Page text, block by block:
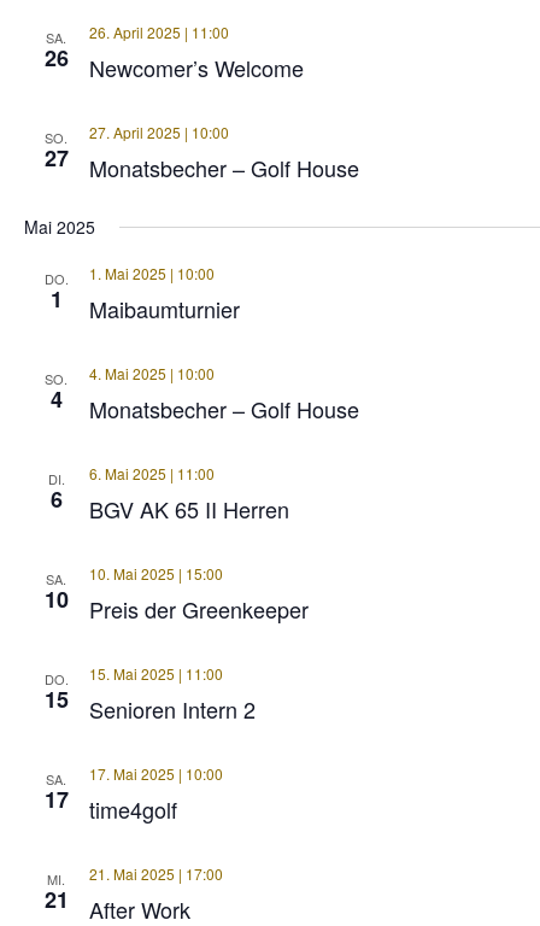
SA.
26 Newcomer’s Welcome
26. April 2025 | 11:00
SO.
27 Monatsbecher – Golf House
27. April 2025 | 10:00
Mai 2025
DO.
1 Maibaumturnier
1. Mai 2025 | 10:00
SO.
4 Monatsbecher – Golf House
4. Mai 2025 | 10:00
DI.
6 BGV AK 65 II Herren
6. Mai 2025 | 11:00
SA.
10 Preis der Greenkeeper
10. Mai 2025 | 15:00
DO.
15 Senioren Intern 2
15. Mai 2025 | 11:00
SA.
17 time4golf
17. Mai 2025 | 10:00
MI.
21 After Work
21. Mai 2025 | 17:00